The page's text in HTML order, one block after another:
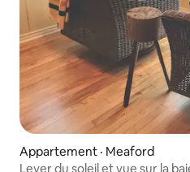
Appartement · Meaford
Lever du soleil et vue sur la